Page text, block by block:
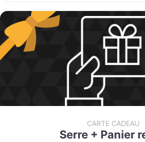
CARTE CADEAU
Serre + Panier